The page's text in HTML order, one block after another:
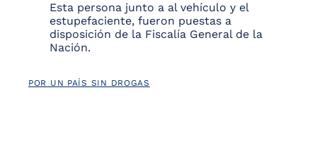
Esta persona junto a al vehículo y el
estupefaciente, fueron puestas a
disposición de la Fiscalía General de la
Nación.
POR UN PAÍS SIN DROGAS